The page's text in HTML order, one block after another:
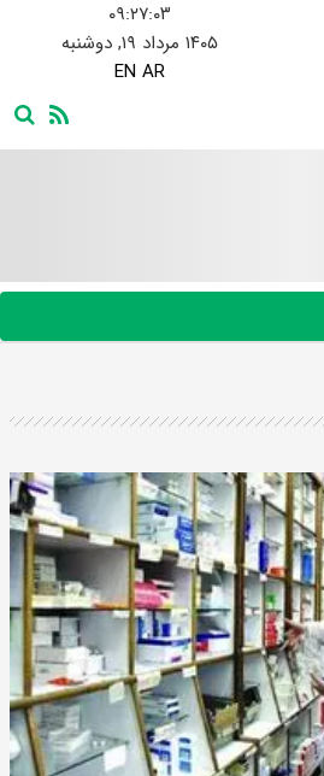
۰۹:۲۷:۰۴
۱۴۰۵ مرداد ۱۹, دوشنبه
EN AR